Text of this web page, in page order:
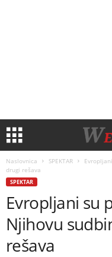
Naslovnica SPEKTAR
drugi rešava
SPEKTAR
Evropljani su
Njihovu
rešava